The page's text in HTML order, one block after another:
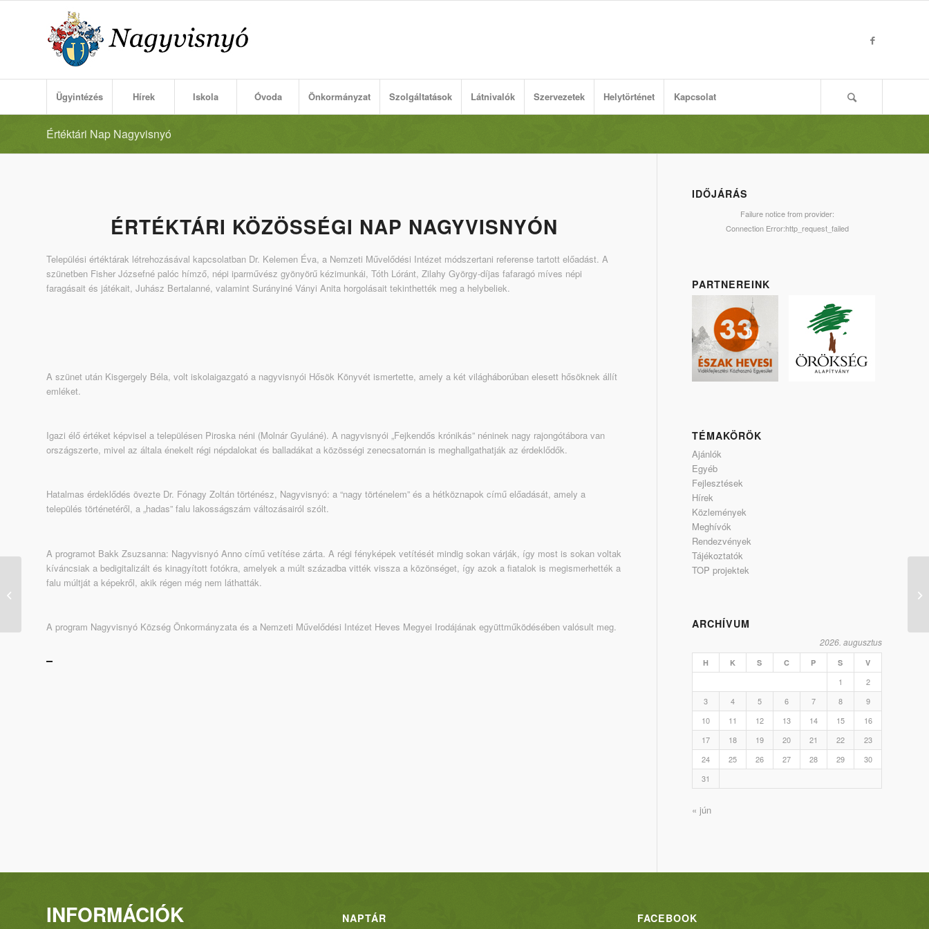
Ügyintézés Hírek Iskola Óvoda Önkormányzat Szolgáltatások Látnivalók Szervezetek Helytörténet Kapcsolat
Értéktári Nap Nagyvisnyó
ÉRTÉKTÁRI KÖZÖSSÉGI NAP NAGYVISNYÓN
Települési értéktárak létrehozásával kapcsolatban Dr. Kelemen Éva, a Nemzeti Művelődési Intézet módszertani referense tartott előadást. A
szünetben Fisher Józsefné palóc hímző, népi iparművész gyönyörű kézimunkái, Tóth Lóránt, Zilahy György-díjas fafaragó míves népi
faragásait és játékait, Juhász Bertalanné, valamint Surányiné Ványi Anita horgolásait tekinthették meg a helybeliek.
A szünet után Kisgergely Béla, volt iskolaigazgató a nagyvisnyói Hősök Könyvét ismertette, amely a két világháborúban elesett hősöknek állít
emléket.
Igazi élő értéket képvisel a településen Piroska néni (Molnár Gyuláné). A nagyvisnyói „Fejkendős krónikás” néninek nagy rajongótábora van
országszerte, mivel az általa énekelt régi népdalokat és balladákat a közösségi zenecsatornán is meghallgathatják az érdeklődők.
Hatalmas érdeklődés övezte Dr. Fónagy Zoltán történész, Nagyvisnyó: a “nagy történelem” és a hétköznapok című előadását, amely a
település történetéről, a „hadas” falu lakosságszám változásairól szólt.
A programot Bakk Zsuzsanna: Nagyvisnyó Anno című vetítése zárta. A régi fényképek vetítését mindig sokan várják, így most is sokan voltak
kíváncsiak a bedigitalizált és kinagyított fotókra, amelyek a múlt századba vitték vissza a közönséget, így azok a fiatalok is megismerhették a
falu múltját a képekről, akik régen még nem láthatták.
A program Nagyvisnyó Község Önkormányzata és a Nemzeti Művelődési Intézet Heves Megyei Irodájának együttműködésében valósult meg.
IDŐJÁRÁS
Failure notice from provider:
Connection Error:http_request_failed
PARTNEREINK
TÉMAKÖRÖK
Ajánlók
Egyéb
Fejlesztések
Hírek
Közlemények
Meghívók
Rendezvények
Tájékoztatók
TOP projektek
ARCHÍVUM
2026. augusztus
H K S C P S V
1
2
3
4 5 6 7 8
9
10
11 12 13 14 15
16
17
18 19 20 21 22
23
24
25 26 27 28 29
30
31
« jún
INFORMÁCIÓK NAPTÁR FACEBOOK